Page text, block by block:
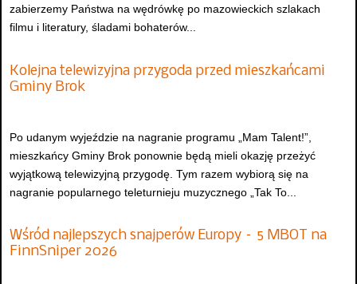
zabierzemy Państwa na wędrówkę po mazowieckich szlakach
filmu i literatury, śladami bohaterów...
Kolejna telewizyjna przygoda przed mieszkańcami
Gminy Brok
Po udanym wyjeździe na nagranie programu „Mam Talent!”,
mieszkańcy Gminy Brok ponownie będą mieli okazję przeżyć
wyjątkową telewizyjną przygodę. Tym razem wybiorą się na
nagranie popularnego teleturnieju muzycznego „Tak To...
Wśród najlepszych snajperów Europy – 5 MBOT na
FinnSniper 2026